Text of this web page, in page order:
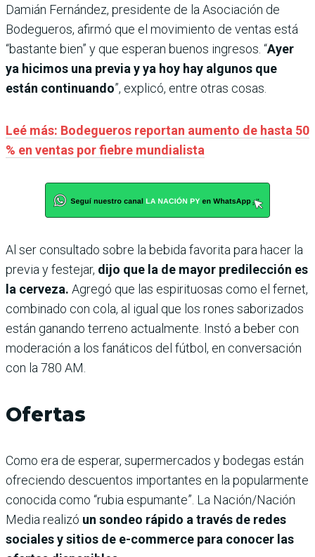
Damián Fernández, presidente de la Asociación de
Bodegueros, afirmó que el movimiento de ventas está
“bastante bien” y que esperan buenos ingresos. “Ayer
ya hicimos una previa y ya hoy hay algunos que
están continuando”, explicó, entre otras cosas.
Leé más: Bodegueros reportan aumento de hasta 50
% en ventas por fiebre mundialista
Al ser consultado sobre la bebida favorita para hacer la
previa y festejar, dijo que la de mayor predilección es
la cerveza. Agregó que las espirituosas como el fernet,
combinado con cola, al igual que los rones saborizados
están ganando terreno actualmente. Instó a beber con
moderación a los fanáticos del fútbol, en conversación
con la 780 AM.
Ofertas
Como era de esperar, supermercados y bodegas están
ofreciendo descuentos importantes en la popularmente
conocida como “rubia espumante”. La Nación/Nación
Media realizó un sondeo rápido a través de redes
sociales y sitios de e-commerce para conocer las